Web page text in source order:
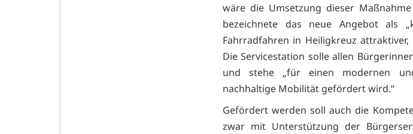
wäre die Umsetzung dieser
bezeichnete das neue Angebot als
Fahrradfahren in Heiligkreuz
Die Servicestation solle allen
und stehe „für einen modernen
nachhaltige Mobilität gefördert wird.“
Gefördert werden soll auch die
zwar mit Unterstützung der